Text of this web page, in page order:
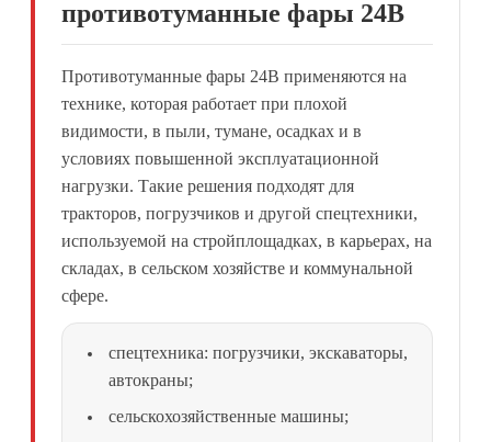
противотуманные фары 24В
Противотуманные фары 24В применяются на
технике, которая работает при плохой
видимости, в пыли, тумане, осадках и в
условиях повышенной эксплуатационной
нагрузки. Такие решения подходят для
тракторов, погрузчиков и другой спецтехники,
используемой на стройплощадках, в карьерах, на
складах, в сельском хозяйстве и коммунальной
сфере.
спецтехника: погрузчики, экскаваторы,
автокраны;
сельскохозяйственные машины;